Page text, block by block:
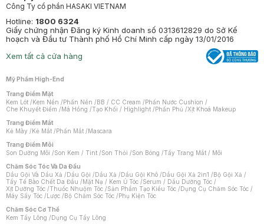
Công Ty cổ phần HASAKI VIETNAM
Hotline: 1800 6324
Giấy chứng nhận Đăng ký Kinh doanh số 0313612829 do Sở Kế
hoạch và Đầu tư Thành phố Hồ Chí Minh cấp ngày 13/01/2016
Xem tất cả cửa hàng
Mỹ Phẩm High-End
Trang Điểm Mặt
Kem Lót /Kem Nền /Phấn Nền /BB / CC Cream /Phấn Nước Cushion /
Che Khuyết Điểm /Má Hồng /Tạo Khối / Highlight /Phấn Phủ /Xịt Khoá Makeup
Trang Điểm Mắt
Kẻ Mày /Kẻ Mắt /Phấn Mắt /Mascara
Trang Điểm Môi
Son Dưỡng Môi /Son Kem / Tint /Son Thỏi /Son Bóng /Tẩy Trang Mắt / Môi
Chăm Sóc Tóc Và Da Đầu
Dầu Gội Và Dầu Xả /Dầu Gội /Dầu Xả /Dầu Gội Khô /Dầu Gội Xả 2in1 /Bộ Gội Xả /
Tẩy Tế Bào Chết Da Đầu /Mặt Nạ / Kem Ủ Tóc /Serum / Dầu Dưỡng Tóc /
Xịt Dưỡng Tóc /Thuốc Nhuộm Tóc /Sản Phẩm Tạo Kiểu Tóc /Dụng Cụ Chăm Sóc Tóc /
Máy Sấy Tóc /Lược /Bộ Chăm Sóc Tóc /Phụ Kiện Tóc
Chăm Sóc Cơ Thể
Kem Tẩy Lông /Dụng Cụ Tẩy Lông